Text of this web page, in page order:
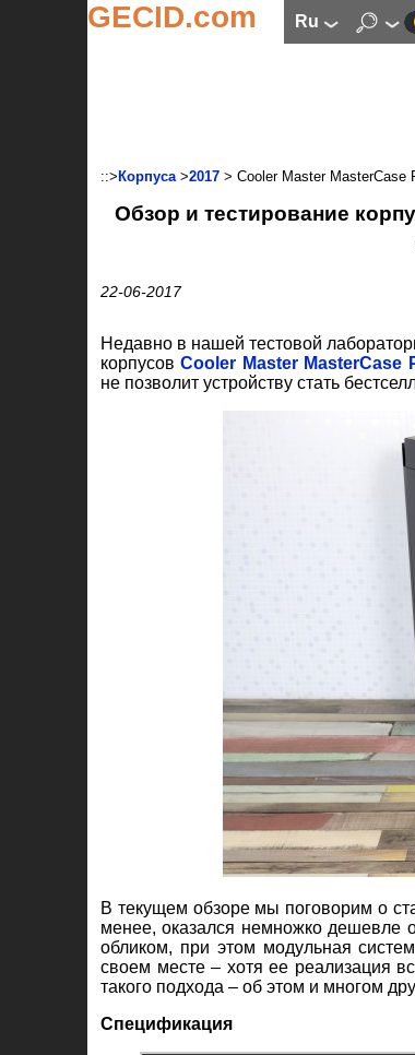
GECID.com ru
::> Корпуса>2017 > Cooler Master MasterCase
Обзор и тестирование
22-06-2017
Недавно в нашей тестовой
корпусовCooler Master MasterCase
не позволит устройству стать
В текущем обзоре мы поговорим о
менее, оказался немножко дешевле
обликом, при этом модульная
своем месте – хотя ее реализация
такого подхода – об этом и многом
Спецификация